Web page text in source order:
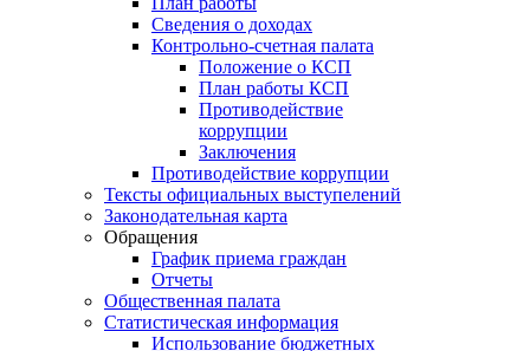
Сведения о доходах
Контрольно-счетная палата
Положение о КСП
План работы КСП
Противодействие
коррупции
Заключения
Противодействие коррупции
Тексты официальных выступелений
Законодательная карта
Обращения
График приема граждан
Отчеты
Общественная палата
Статистическая информация
Использование бюджетных